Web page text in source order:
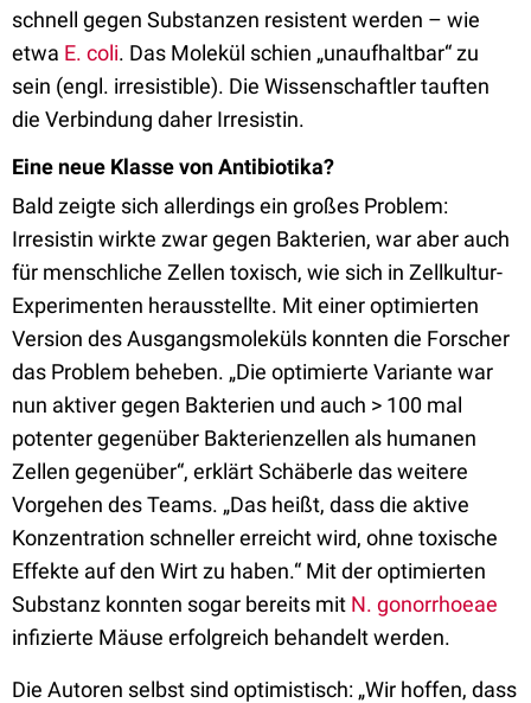
schnell gegen Substanzen resistent werden – wie
etwa E. coli. Das Molekül schien „unaufhaltbar“ zu
sein (engl. irresistible). Die Wissenschaftler tauften
die Verbindung daher Irresistin.
Eine neue Klasse von Antibiotika?
Bald zeigte sich allerdings ein großes Problem:
Irresistin wirkte zwar gegen Bakterien, war aber auch
für menschliche Zellen toxisch, wie sich in Zellkultur-
Experimenten herausstellte. Mit einer optimierten
Version des Ausgangsmoleküls konnten die Forscher
das Problem beheben. „Die optimierte Variante war
nun aktiver gegen Bakterien und auch > 100 mal
potenter gegenüber Bakterienzellen als humanen
Zellen gegenüber“, erklärt Schäberle das weitere
Vorgehen des Teams. „Das heißt, dass die aktive
Konzentration schneller erreicht wird, ohne toxische
Effekte auf den Wirt zu haben.“ Mit der optimierten
Substanz konnten sogar bereits mit N. gonorrhoeae
infizierte Mäuse erfolgreich behandelt werden.
Die Autoren selbst sind optimistisch: „Wir hoffen, dass